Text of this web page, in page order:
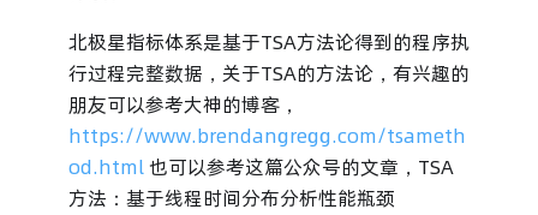
北极星指标体系是基于TSA方法论得到的程序执
行过程完整数据，关于TSA的方法论，有兴趣的
朋友可以参考大神的博客，
https://www.brendangregg.com/tsameth
od.html也可以参考这篇公众号的文章，TSA
方法：基于线程时间分布分析性能瓶颈